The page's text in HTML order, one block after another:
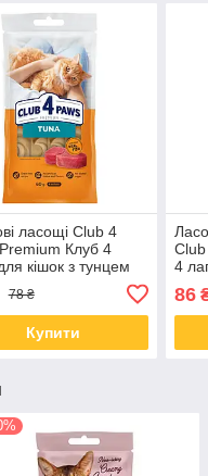
ласощі Club 4
Клуб 4
кішок з тунцем
78 ₴
Купити
4
60
86